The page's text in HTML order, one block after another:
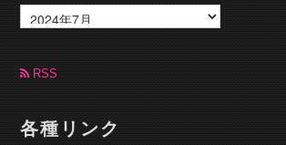
ー
カ
ブ RSS
各種リンク